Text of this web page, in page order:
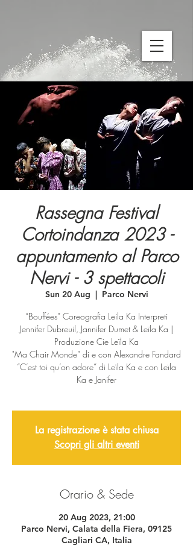
Rassegna Festival
Cortoindanza 2023 -
appuntamento al Parco
Nervi - 3 spettacoli
Sun 20 Aug
  |
Parco Nervi
“Bouffées” Coreografia Leila Ka Interpreti
Jennifer Dubreuil, Jannifer Dumet & Leïla Ka |
Produzione Cie Leïla Ka
"Ma Chair Monde” di e con Alexandre Fandard
“C’est toi qu’on adore” di Leïla Ka e con Leïla
Ka e Janifer
La registrazione è stata chiusa
Scopri gli altri eventi
Orario & Sede
20 Aug 2023, 21:00
Parco Nervi, Calata della Fiera, 09125
Cagliari CA, Italia